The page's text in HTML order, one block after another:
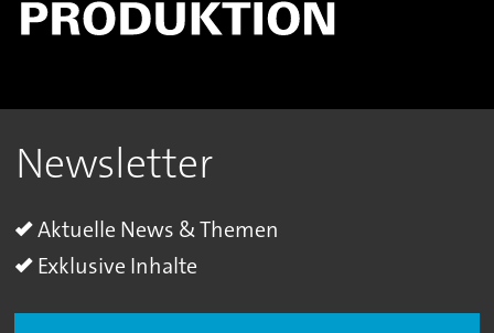
Newsletter
Aktuelle News & Themen
Exklusive Inhalte